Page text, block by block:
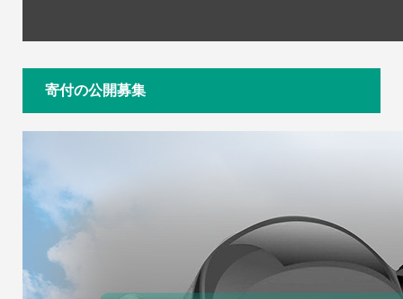
寄付の公開募集